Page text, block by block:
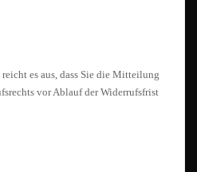
es aus, dass Sie die Mitteilung
vor Ablauf der Widerrufsfrist